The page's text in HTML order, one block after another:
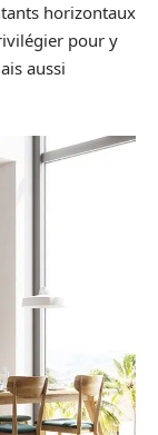
horizontaux
pour y
aussi